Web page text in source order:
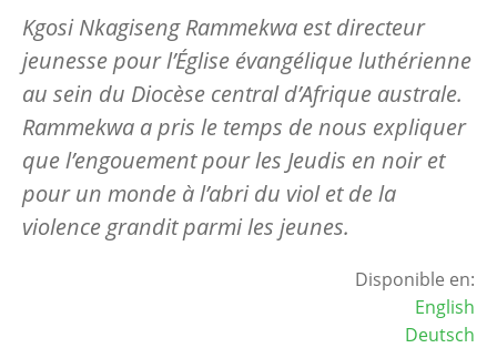
Kgosi Nkagiseng Rammekwa est directeur
jeunesse pour l’Église évangélique luthérienne
au sein du Diocèse central d’Afrique australe.
Rammekwa a pris le temps de nous expliquer
que l’engouement pour les Jeudis en noir et
pour un monde à l’abri du viol et de la
violence grandit parmi les jeunes.
Disponible en:
English
Deutsch